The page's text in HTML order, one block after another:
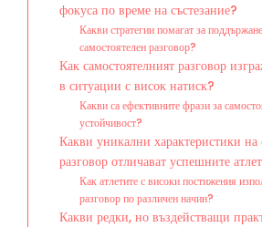
фокуса по време на състезание?
Какви стратегии помагат за
самостоятелен разговор?
Как самостоятелният разговор
в ситуации с висок натиск?
Какви са ефективните фрази за
устойчивост?
Какви уникални характеристики на
разговор отличават успешните
Как атлетите с високи постижения
разговор по различен начин?
Какви редки, но въздействащи